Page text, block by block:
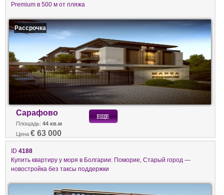
Premium в 500 м от пляжа
Рассрочка
Сарафово
Площадь: 44 кв.м
Цена € 63 000
ID 4188
Купить квартиру у моря в Болгарии: Поморие, Старый город —
новостройка без таксы поддержки